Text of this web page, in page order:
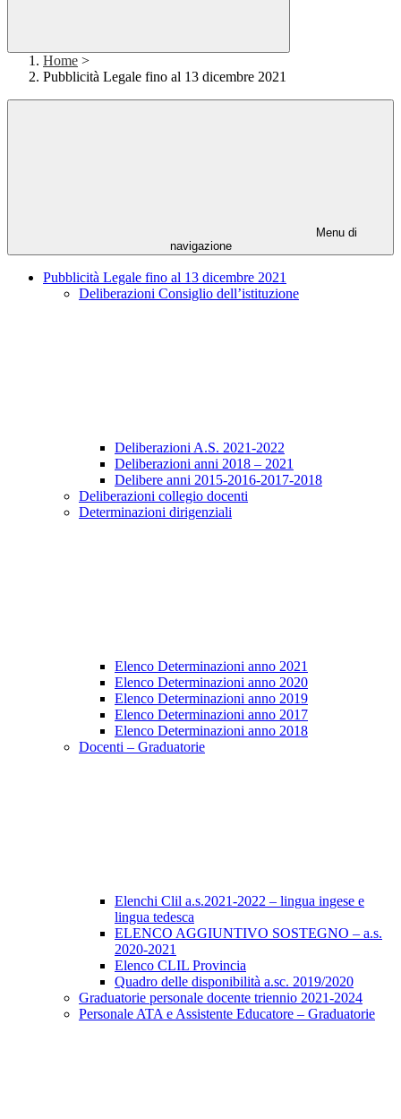
Home >
Pubblicità Legale fino al 13 dicembre 2021
Menu di
navigazione
Pubblicità Legale fino al 13 dicembre 2021
Deliberazioni Consiglio dell’istituzione
Deliberazioni A.S. 2021-2022
Deliberazioni anni 2018 – 2021
Delibere anni 2015-2016-2017-2018
Deliberazioni collegio docenti
Determinazioni dirigenziali
Elenco Determinazioni anno 2021
Elenco Determinazioni anno 2020
Elenco Determinazioni anno 2019
Elenco Determinazioni anno 2017
Elenco Determinazioni anno 2018
Docenti – Graduatorie
Elenchi Clil a.s.2021-2022 – lingua ingese e
lingua tedesca
ELENCO AGGIUNTIVO SOSTEGNO – a.s.
2020-2021
Elenco CLIL Provincia
Quadro delle disponibilità a.sc. 2019/2020
Graduatorie personale docente triennio 2021-2024
Personale ATA e Assistente Educatore – Graduatorie